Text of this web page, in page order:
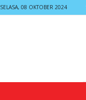
SELASA, 08 OKTOBER 2024